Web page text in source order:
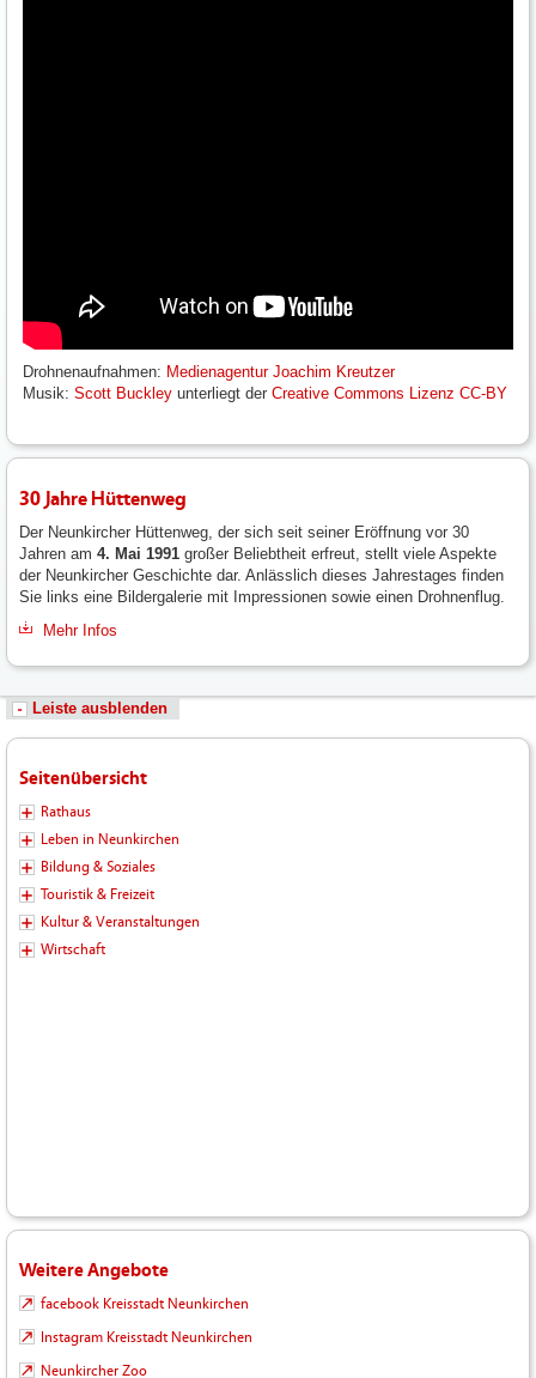
Drohnenaufnahmen: Medienagentur Joachim Kreutzer
Musik: Scott Buckley unterliegt der Creative Commons Lizenz CC-BY
30 Jahre Hüttenweg
Der Neunkircher Hüttenweg, der sich seit seiner Eröffnung vor 30
Jahren am 4. Mai 1991 großer Beliebtheit erfreut, stellt viele Aspekte
der Neunkircher Geschichte dar. Anlässlich dieses Jahrestages finden
Sie links eine Bildergalerie mit Impressionen sowie einen Drohnenflug.
Mehr Infos
Leiste ausblenden
Seitenübersicht
Rathaus
Leben in Neunkirchen
Bildung & Soziales
Touristik & Freizeit
Kultur & Veranstaltungen
Wirtschaft
Weitere Angebote
facebook Kreisstadt Neunkirchen
Instagram Kreisstadt Neunkirchen
Neunkircher Zoo